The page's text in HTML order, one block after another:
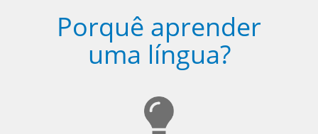
uma língua?
Ser fluente em dois idiomas aumenta a capacidade de